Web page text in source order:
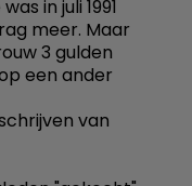
in juli 1991
meer. Maar
3 gulden
een ander
van